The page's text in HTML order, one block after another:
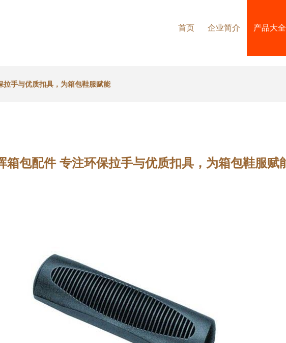
首页 企业简介 产品大全
拉手与优质扣具，为箱包鞋服赋能
箱包配件 专注环保拉手与优质扣具，为箱包鞋服赋